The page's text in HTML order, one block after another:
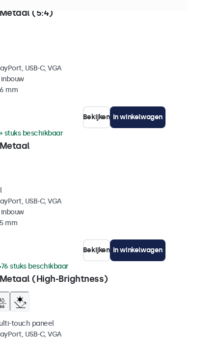
(5:4)
USB-C, VGA
mm
Bekijken In winkelwagen
stuks beschikbaar
USB-C, VGA
mm
Bekijken In winkelwagen
(High-Brightness)
76 stuks beschikbaar
touch paneel
USB-C, VGA